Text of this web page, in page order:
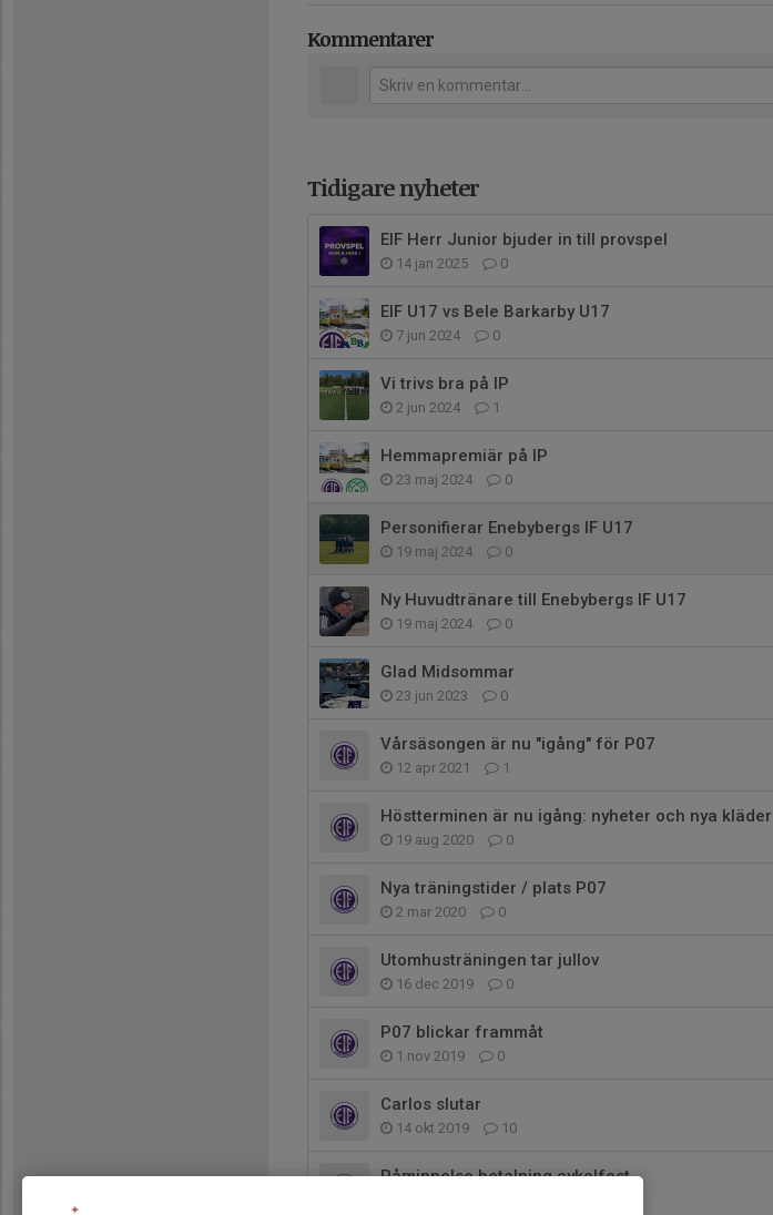
Kommentarer
Tidigare nyheter
EIF Herr Junior bjuder in till provspel
14 jan 2025 0
EIF U17 vs Bele Barkarby U17
7 jun 2024 0
Vi trivs bra på IP
2 jun 2024 1
Hemmapremiär på IP
23 maj 2024 0
Personifierar Enebybergs IF U17
19 maj 2024 0
Ny Huvudtränare till Enebybergs IF U17
19 maj 2024 0
Glad Midsommar
23 jun 2023 0
Vårsäsongen är nu "igång" för P07
12 apr 2021 1
Höstterminen är nu igång: nyheter och nya kläder
19 aug 2020 0
Nya träningstider / plats P07
2 mar 2020 0
Utomhusträningen tar jullov
16 dec 2019 0
P07 blickar frammåt
1 nov 2019 0
Carlos slutar
14 okt 2019 10
Påminnelse betalning cykelfest